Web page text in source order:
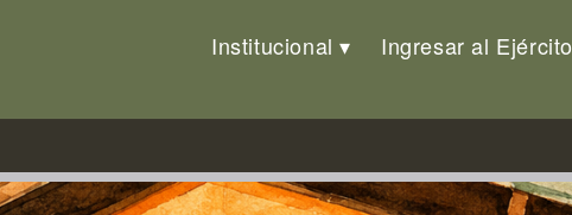
Institucional Ingresar al Ejército
Músicos del Ejército